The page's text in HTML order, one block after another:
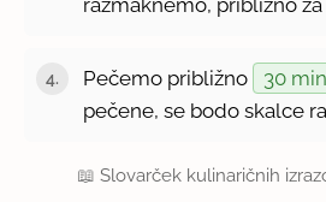
Pečemo približno 30
pečene, se bodo skalce
📖Slovarček kulinaričnih